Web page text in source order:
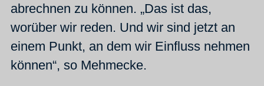
abrechnen zu können. „Das ist das,
worüber wir reden. Und wir sind jetzt an
einem Punkt, an dem wir Einfluss nehmen
können“, so Mehmecke.